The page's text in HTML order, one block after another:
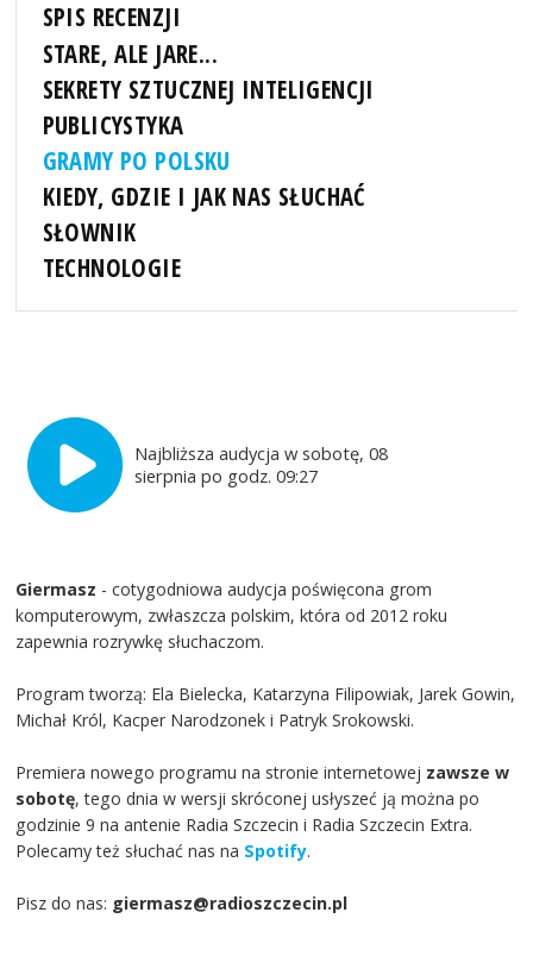
SPIS RECENZJI
STARE, ALE JARE...
SEKRETY SZTUCZNEJ INTELIGENCJI
PUBLICYSTYKA
GRAMY PO POLSKU
KIEDY, GDZIE I JAK NAS SŁUCHAĆ
SŁOWNIK
TECHNOLOGIE
Najbliższa audycja w sobotę, 08
sierpnia po godz. 09:27
Giermasz - cotygodniowa audycja poświęcona grom
komputerowym, zwłaszcza polskim, która od 2012 roku
zapewnia rozrywkę słuchaczom.
Program tworzą: Ela Bielecka, Katarzyna Filipowiak, Jarek Gowin,
Michał Król, Kacper Narodzonek i Patryk Srokowski.
Premiera nowego programu na stronie internetowej zawsze w
sobotę, tego dnia w wersji skróconej usłyszeć ją można po
godzinie 9 na antenie Radia Szczecin i Radia Szczecin Extra.
Polecamy też słuchać nas na Spotify.
Pisz do nas: giermasz@radioszczecin.pl